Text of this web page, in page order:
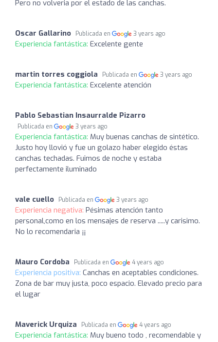
Pero no volveria por el estado de las canchas.
Oscar Gallarino Publicada en 3 years ago
Experiencia fantástica: Excelente gente
martin torres coggiola Publicada en 3 years ago
Experiencia fantástica: Excelente atención
Pablo Sebastian Insaurralde Pizarro
Publicada en 3 years ago
Experiencia fantástica: Muy buenas canchas de sintético.
Justo hoy llovió y fue un golazo haber elegido éstas
canchas techadas. Fuimos de noche y estaba
perfectamente iluminado
vale cuello Publicada en 3 years ago
Experiencia negativa: Pésimas atención tanto
personal,como en los mensajes de reserva .....y carisimo.
No lo recomendaria ¡¡
Mauro Cordoba Publicada en 4 years ago
Experiencia positiva: Canchas en aceptables condiciones.
Zona de bar muy justa, poco espacio. Elevado precio para
el lugar
Maverick Urquiza Publicada en 4 years ago
Experiencia fantástica: Muy bueno todo , recomendable y